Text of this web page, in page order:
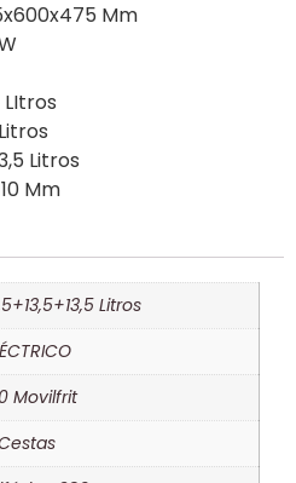
Mm
LItros
Litros
Mm
Litros
Movilfrit